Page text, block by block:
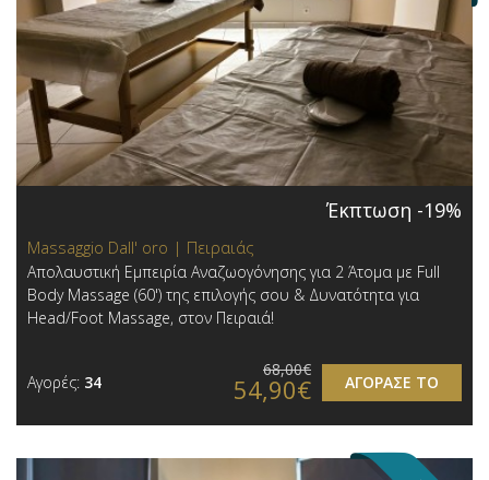
Έκπτωση -19%
Massaggio Dall' oro | Πειραιάς
Απολαυστική Εμπειρία Αναζωογόνησης για 2 Άτομα με Full
Body Massage (60') της επιλογής σου & Δυνατότητα για
Head/Foot Massage, στον Πειραιά!
Αγορές: 34 ΑΓΟΡΑΣΕ ΤΟ
68,00€
54,90€